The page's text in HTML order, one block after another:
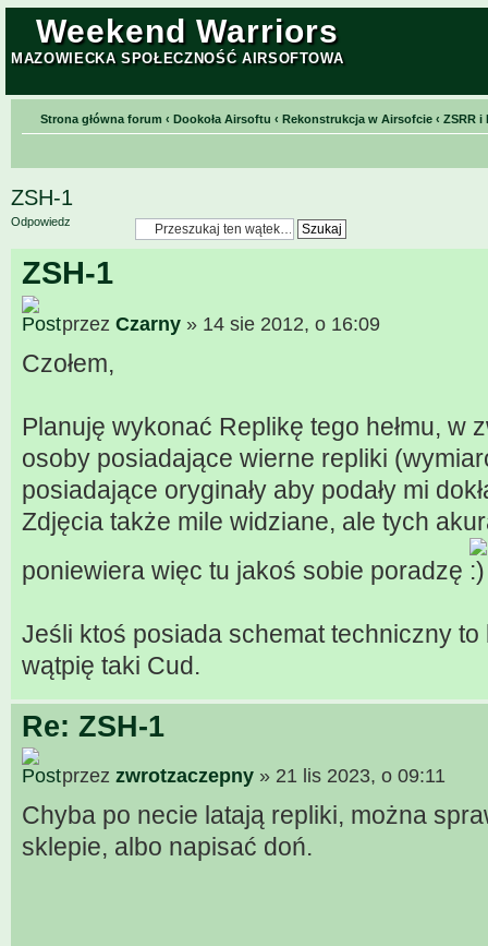
Weekend Warriors
MAZOWIECKA SPOŁECZNOŚĆ AIRSOFTOWA
Strona główna forum ‹ Dookoła Airsoftu ‹ Rekonstrukcja w Airsofcie ‹ ZSRR i
ZSH-1
Odpowiedz
ZSH-1
przez Czarny » 14 sie 2012, o 16:09
Czołem,
Planuję wykonać Replikę tego hełmu, w
osoby posiadające wierne repliki
posiadające oryginały aby podały mi
Zdjęcia także mile widziane, ale tych
poniewiera więc tu jakoś sobie poradzę
Jeśli ktoś posiada schemat techniczny to
wątpię taki Cud.
Re: ZSH-1
przez zwrotzaczepny » 21 lis 2023, o 09:11
Chyba po necie latają repliki, można
sklepie, albo napisać doń.